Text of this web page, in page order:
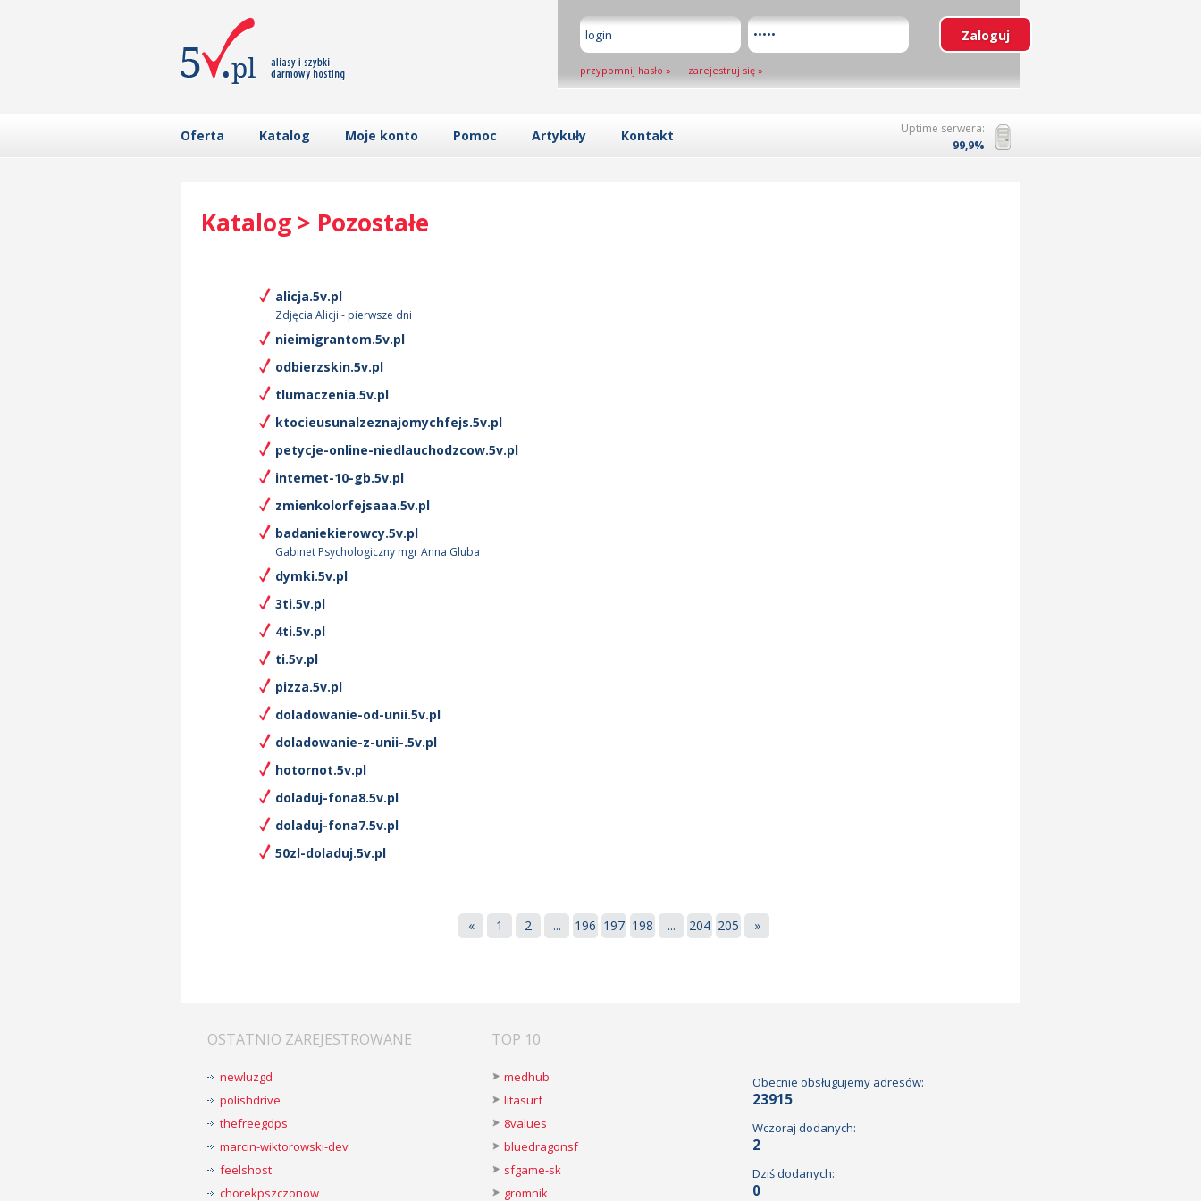
przypomnij hasło » zarejestruj się »
Oferta Katalog Moje konto Pomoc Artykuły Kontakt
Uptime serwera:
99,9%
Katalog > Pozostałe
alicja.5v.pl
Zdjęcia Alicji - pierwsze dni
nieimigrantom.5v.pl
odbierzskin.5v.pl
tlumaczenia.5v.pl
ktocieusunalzeznajomychfejs.5v.pl
petycje-online-niedlauchodzcow.5v.pl
internet-10-gb.5v.pl
zmienkolorfejsaaa.5v.pl
badaniekierowcy.5v.pl
Gabinet Psychologiczny mgr Anna Gluba
dymki.5v.pl
3ti.5v.pl
4ti.5v.pl
ti.5v.pl
pizza.5v.pl
doladowanie-od-unii.5v.pl
doladowanie-z-unii-.5v.pl
hotornot.5v.pl
doladuj-fona8.5v.pl
doladuj-fona7.5v.pl
50zl-doladuj.5v.pl
« 1 2 ... 196 197 198 ... 204 205 »
OSTATNIO ZAREJESTROWANE
newluzgd
polishdrive
thefreegdps
marcin-wiktorowski-dev
feelshost
chorekpszczonow
TOP 10
medhub
litasurf
8values
bluedragonsf
sfgame-sk
gromnik
Obecnie obsługujemy adresów:
23915
Wczoraj dodanych:
2
Dziś dodanych:
0